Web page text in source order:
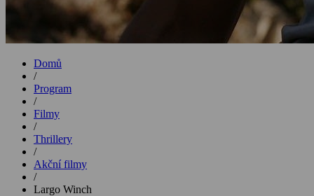
Domů
/
Program
/
Filmy
/
Thrillery
/
Akční filmy
/
Largo Winch